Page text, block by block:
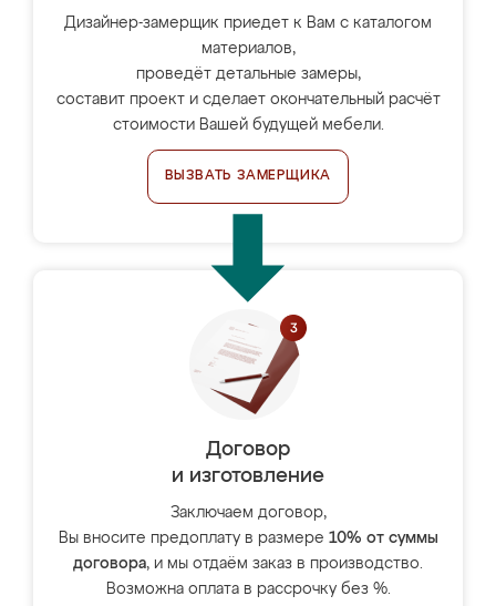
Дизайнер-замерщик приедет к Вам с каталогом
материалов,
проведёт детальные замеры,
составит проект и сделает окончательный расчёт
стоимости Вашей будущей мебели.
ВЫЗВАТЬ ЗАМЕРЩИКА
Договор
и изготовление
Заключаем договор,
Вы вносите предоплату в размере 10% от суммы
договора, и мы отдаём заказ в производство.
Возможна оплата в рассрочку без %.